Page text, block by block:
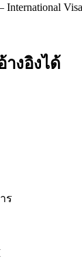
างอิงได้
ร